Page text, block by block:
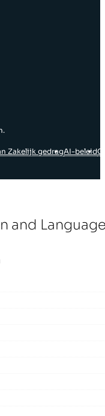
Zakelijk gedragAI-beleid
and